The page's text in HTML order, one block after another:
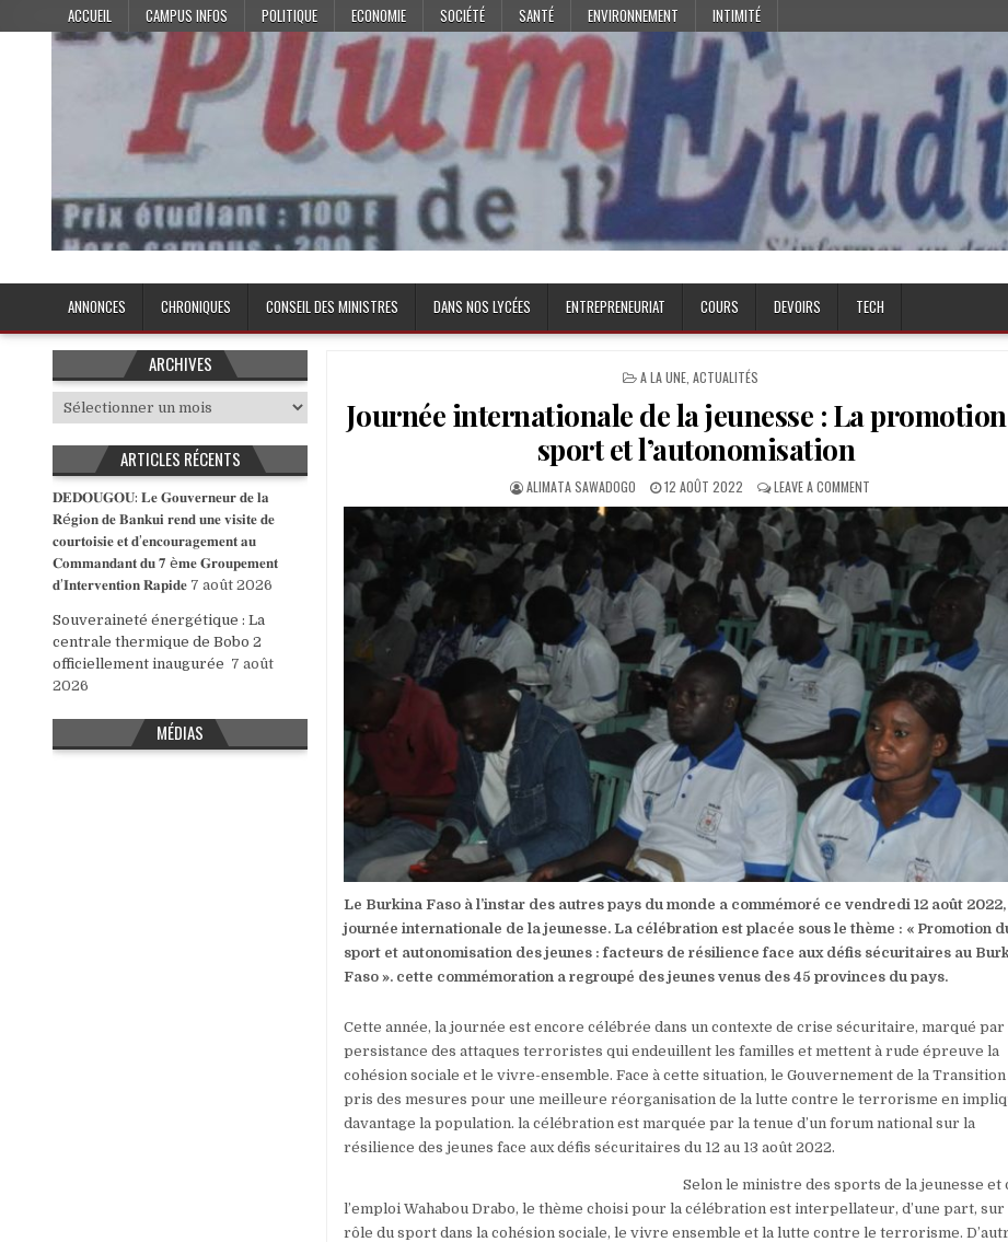
to
ACCUEIL CAMPUS INFOS POLITIQUE ECONOMIE SOCIÉTÉ SANTÉ ENVIRONNEMENT INTIMITÉ
Plume de l'Etudiant
ANNONCES CHRONIQUES CONSEIL DES MINISTRES DANS NOS LYCÉES ENTREPRENEURIAT COURS DEVOIRS TECH
POSTED
A LA UNE, ACTUALITÉS
Journée internationale de la jeunesse : La
sport et l’autonomisation
AUTHOR:
ALIMATA SAWADOGO
PUBLISHED
DATE:
12 AOÛT 2022 LEAVE A COMMENT
JOURNÉE
INTERNATIONALE
DE
LA
JEUNESSE :
LA
PROMOTION
DU
SPORT
ET
L’AUTONOMISATION
Le Burkina Faso à l’instar des autres pays du monde a commémoré ce vendredi 12 août 2022,
journée internationale de la jeunesse. La célébration est placée sous le thème : « Promotion
sport et autonomisation des jeunes : facteurs de résilience face aux défis sécuritaires au
Faso ». cette commémoration a regroupé des jeunes venus des 45 provinces du pays.
Cette année, la journée est encore célébrée dans un contexte de crise sécuritaire, marqué par
persistance des attaques terroristes qui endeuillent les familles et mettent à rude épreuve la
cohésion sociale et le vivre-ensemble. Face à cette situation, le Gouvernement de la Transition
pris des mesures pour une meilleure réorganisation de la lutte contre le terrorisme en
davantage la population. la célébration est marquée par la tenue d’un forum national sur la
résilience des jeunes face aux défis sécuritaires du 12 au 13 août 2022.
Selon le ministre des sports de la jeunesse et
l’emploi Wahabou Drabo, le thème choisi pour la célébration est interpellateur, d’une part, sur
rôle du sport dans la cohésion sociale, le vivre ensemble et la lutte contre le terrorisme.
ARCHIVES
Archives
ARTICLES RÉCENTS
𝐃𝐄𝐃𝐎𝐔𝐆𝐎𝐔: 𝐋𝐞 𝐆𝐨𝐮𝐯𝐞𝐫𝐧𝐞𝐮𝐫 𝐝𝐞 𝐥𝐚
𝐑é𝐠𝐢𝐨𝐧 𝐝𝐞 𝐁𝐚𝐧𝐤𝐮𝐢 𝐫𝐞𝐧𝐝 𝐮𝐧𝐞 𝐯𝐢𝐬𝐢𝐭𝐞 𝐝𝐞
𝐜𝐨𝐮𝐫𝐭𝐨𝐢𝐬𝐢𝐞 𝐞𝐭 𝐝’𝐞𝐧𝐜𝐨𝐮𝐫𝐚𝐠𝐞𝐦𝐞𝐧𝐭 𝐚𝐮
𝐂𝐨𝐦𝐦𝐚𝐧𝐝𝐚𝐧𝐭 𝐝𝐮 𝟕 è𝐦𝐞 𝐆𝐫𝐨𝐮𝐩𝐞𝐦𝐞𝐧𝐭
𝐝’𝐈𝐧𝐭𝐞𝐫𝐯𝐞𝐧𝐭𝐢𝐨𝐧 𝐑𝐚𝐩𝐢𝐝𝐞 7 août 2026
Souveraineté énergétique : La
centrale thermique de Bobo 2
officiellement inaugurée 7 août
2026
MÉDIAS